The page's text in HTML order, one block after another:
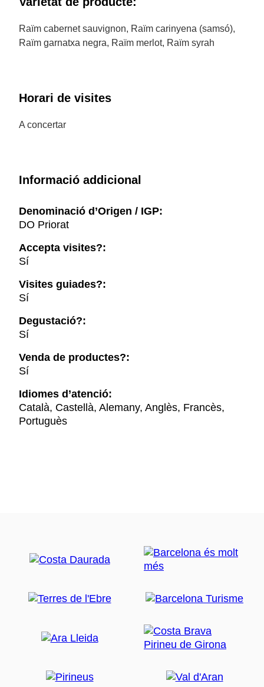
Raïm cabernet sauvignon, Raïm carinyena (samsó),
Raïm garnatxa negra, Raïm merlot, Raïm syrah
Horari de visites
A concertar
Informació addicional
Denominació d’Origen / IGP:
DO Priorat
Accepta visites?:
Sí
Visites guiades?:
Sí
Degustació?:
Sí
Venda de productes?:
Sí
Idiomes d’atenció:
Català, Castellà, Alemany, Anglès, Francès,
Portuguès